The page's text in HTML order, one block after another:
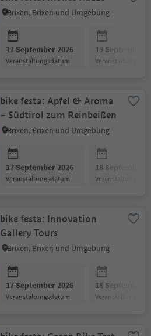
Brixen, Brixen und Umgebung
17 September 2026
Veranstaltungsdatum
19 September
bike festa: Apfel & Aroma
– Südtirol zum Reinbeißen
Brixen, Brixen und Umgebung
17 September 2026
Veranstaltungsdatum
18 September
bike festa: Innovation
Gallery Tours
Brixen, Brixen und Umgebung
17 September 2026
Veranstaltungsdatum
18 September